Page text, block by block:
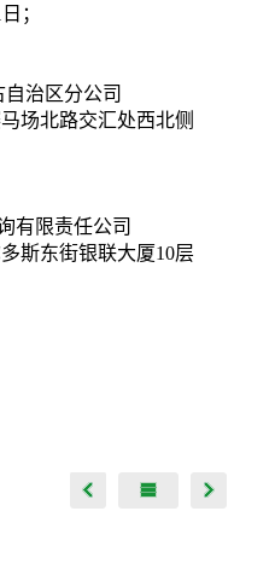
；
治区分公司
场北路交汇处西北侧
有限责任公司
斯东街银联大厦10层